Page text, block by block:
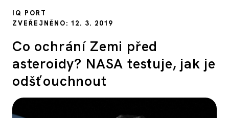
PSYCHOLOGIE
IQ PORT
ZVEŘEJNĚNO: 12. 3. 2019
Co ochrání Zemi před
asteroidy? NASA testuje, jak je
odšťouchnout